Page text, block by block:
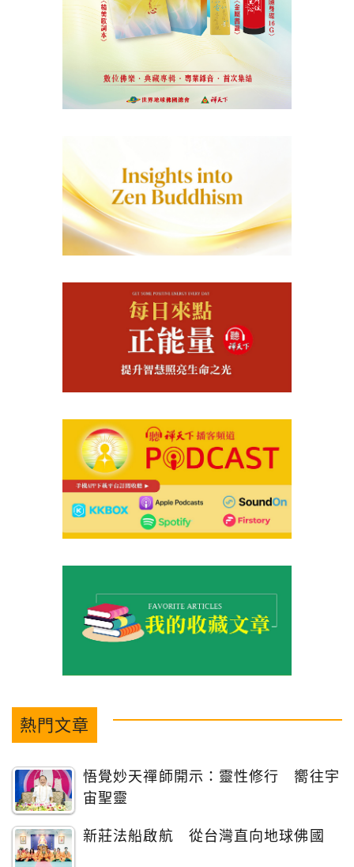
熱門文章
悟覺妙天禪師開示：靈性修行 嚮往宇
宙聖靈
新莊法船啟航 從台灣直向地球佛國